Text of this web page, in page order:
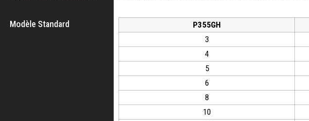
Modèle Standard P355GH
3
4
5
6
8
10